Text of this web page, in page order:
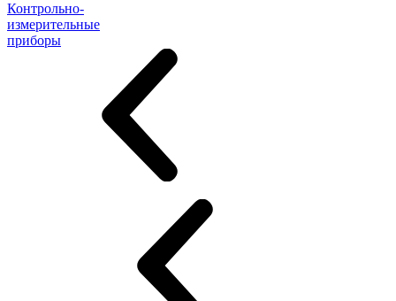
Контрольно-
измерительные
приборы